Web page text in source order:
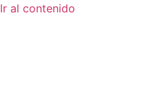
Ir al contenido